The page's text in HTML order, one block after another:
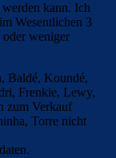
kann. Ich
Wesentlichen 3
oder weniger
Baldé, Koundé,
Frenkie, Lewy,
zum Verkauf
Torre nicht